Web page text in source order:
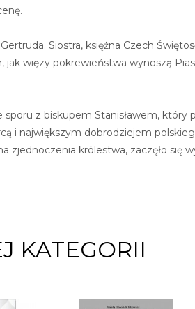
Siostra, księżna Czech
więzy pokrewieństwa wynoszą
z biskupem Stanisławem, który
i największym dobrodziejem
zjednoczenia królestwa, zaczęło się
KATEGORII